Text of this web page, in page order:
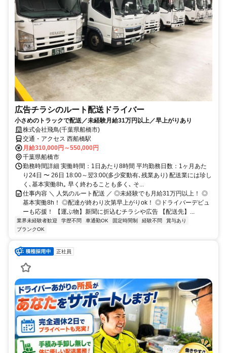
広告チラシのルート配送ドライバー
小さめのトラックで配送／未経験月給31万円以上／早上がりあり
株式会社飛鳥(千葉県船橋市)
交通・アクセス 西船橋駅
月給310,000円～550,000円
千葉県船橋市
勤務時間詳細 実働時間：1日あたり8時間 平均勤務日数：1ヶ月あた
り24日 〜 26日 18:00～翌3:00(多少変動有､残業あり) 配送業には珍し
く､基本実働8h｡ 早く終わることも多く､ そ...
仕事内容 ＼ 人気のルート配送 ／ ◎未経験でも月給31万円以上！ ◎
基本実働8h！ ◎配達が終わり次第早上がりok！ ◎ドライバーデビュ
ーも応援！ 【運ぶ物】新聞に折込むチラシや広告 【配送先】...
業界未経験者歓迎 学歴不問 車通勤OK 固定時間制 経験不問
賞与あり
ブランクOK
正社員